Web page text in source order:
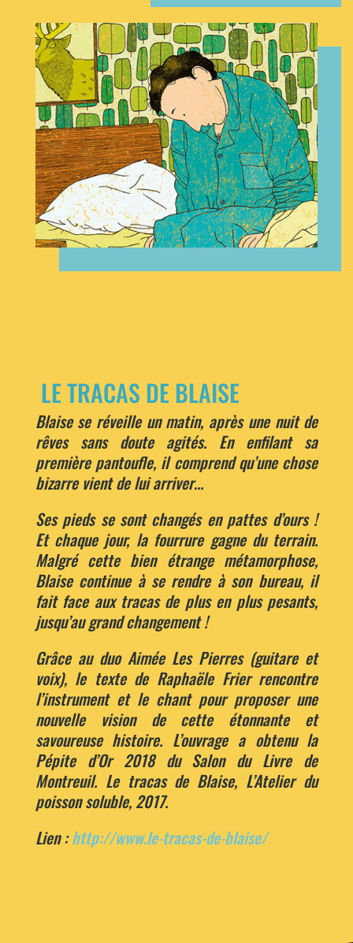
LE TRACAS DE BLAISE
Blaise se réveille un matin, après une nuit de
rêves sans doute agités. En enfilant sa
première pantoufle, il comprend qu’une chose
bizarre vient de lui arriver…
Ses pieds se sont changés en pattes d’ours !
Et chaque jour, la fourrure gagne du terrain.
Malgré cette bien étrange métamorphose,
Blaise continue à se rendre à son bureau, il
fait face aux tracas de plus en plus pesants,
jusqu’au grand changement !
Grâce au duo Aimée Les Pierres (guitare et
voix), le texte de Raphaële Frier rencontre
l’instrument et le chant pour proposer une
nouvelle vision de cette étonnante et
savoureuse histoire. L’ouvrage a obtenu la
Pépite d’Or 2018 du Salon du Livre de
Montreuil. Le tracas de Blaise, L’Atelier du
poisson soluble, 2017.
Lien :http://www.le-tracas-de-blaise/